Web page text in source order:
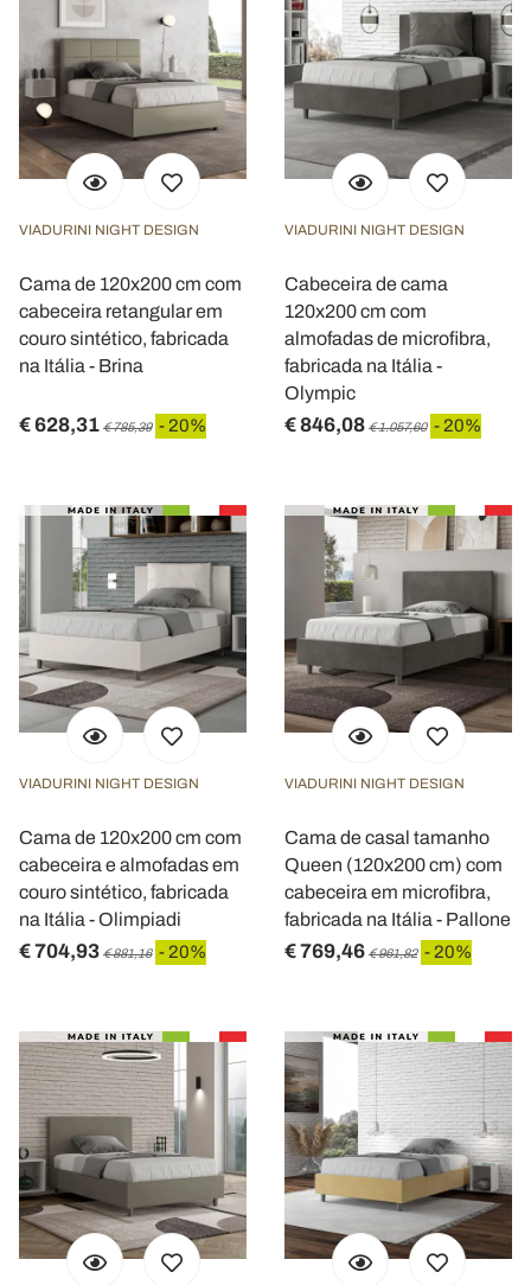
VIADURINI NIGHT DESIGN
Cama de 120x200 cm com
cabeceira retangular em
couro sintético, fabricada
na Itália - Brina
€ 628,31 € 785,39 - 20%
VIADURINI NIGHT DESIGN
Cabeceira de cama
120x200 cm com
almofadas de microfibra,
fabricada na Itália -
Olympic
€ 846,08 € 1.057,60 - 20%
VIADURINI NIGHT DESIGN
Cama de 120x200 cm com
cabeceira e almofadas em
couro sintético, fabricada
na Itália - Olimpiadi
€ 704,93 € 881,16 - 20%
VIADURINI NIGHT DESIGN
Cama de casal tamanho
Queen (120x200 cm) com
cabeceira em microfibra,
fabricada na Itália - Pallone
€ 769,46 € 961,82 - 20%